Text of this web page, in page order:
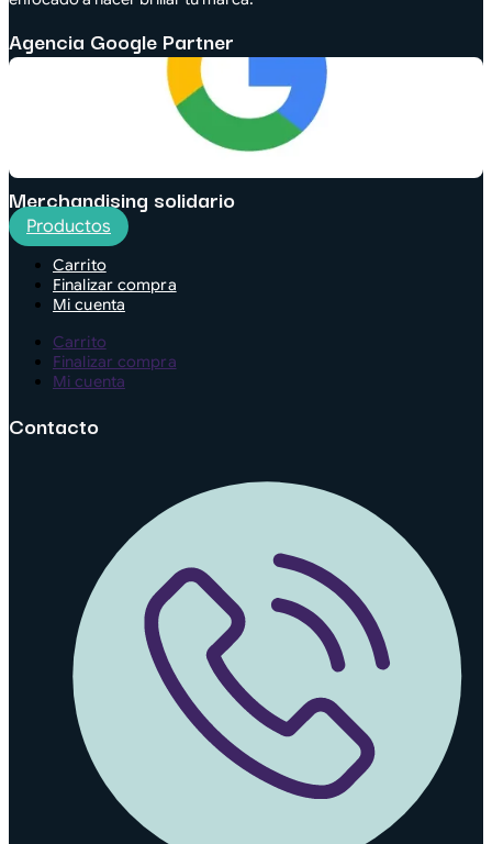
Agencia Google Partner
Merchandising solidario
Productos
Carrito
Finalizar compra
Mi cuenta
Carrito
Finalizar compra
Mi cuenta
Contacto